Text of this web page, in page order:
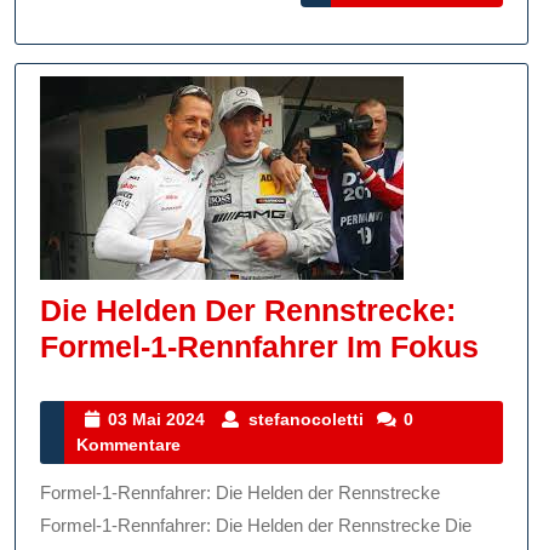
Die Helden Der Rennstrecke:
Formel-1-Rennfahrer Im Fokus
03 Mai 2024
03
2024
stefanocoletti stefanocoletti
0
Kommentare
Formel-1-Rennfahrer: Die Helden der Rennstrecke
Formel-1-Rennfahrer: Die Helden der Rennstrecke Die